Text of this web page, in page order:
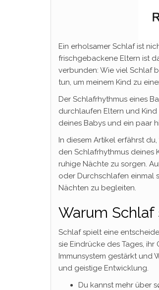
Ein erholsamer Schlaf ist
frischgebackene Eltern ist
verbunden: Wie viel Schlaf
tun, um meinem Kind zu
Der Schlafrhythmus eines
durchlaufen Eltern und
deines Babys und ein paar
In diesem Artikel erfährst
den Schlafrhythmus deines
ruhige Nächte zu sorgen.
oder Durchschlafen einmal
Nächten zu begleiten.
Warum
Schlaf spielt eine
sie Eindrücke des Tages,
Immunsystem gestärkt und
und geistige Entwicklung.
Du kannst mehr über